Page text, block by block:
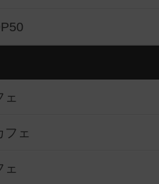
ェ
フェ
ェ